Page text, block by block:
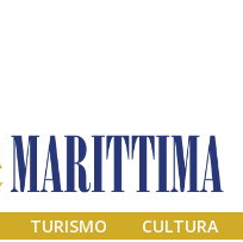
TURISMO CULTURA